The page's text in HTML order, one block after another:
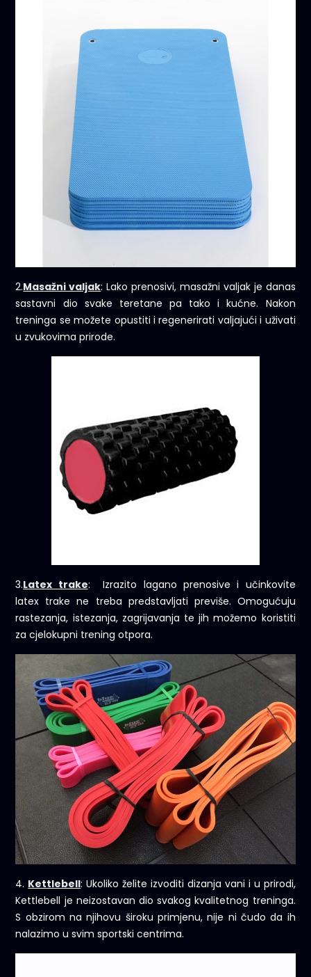
2.Masažni valjak: Lako prenosivi, masažni valjak je danas
sastavni dio svake teretane pa tako i kućne. Nakon
treninga se možete opustiti i regenerirati valjajući i uživati
u zvukovima prirode.
3.Latex trake: Izrazito lagano prenosive i učinkovite
latex trake ne treba predstavljati previše. Omogućuju
rastezanja, istezanja, zagrijavanja te jih možemo koristiti
za cjelokupni trening otpora.
4. Kettlebell: Ukoliko želite izvoditi dizanja vani i u prirodi,
Kettlebell je neizostavan dio svakog kvalitetnog treninga.
S obzirom na njihovu široku primjenu, nije ni čudo da ih
nalazimo u svim sportski centrima.